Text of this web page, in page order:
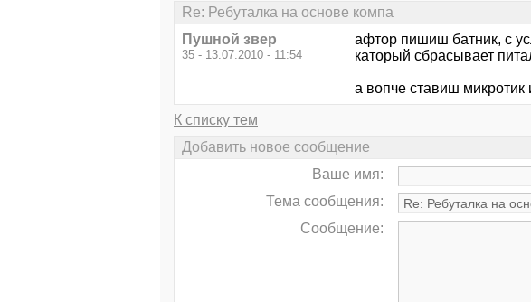
Re: Ребуталка на основе компа
Пушной звер
35 - 13.07.2010 - 11:54
афтор пишиш батник, с
каторый сбрасывает
а вопче ставиш
К списку тем
Добавить новое сообщение
Ваше имя:
Тема сообщения:
Сообщение: